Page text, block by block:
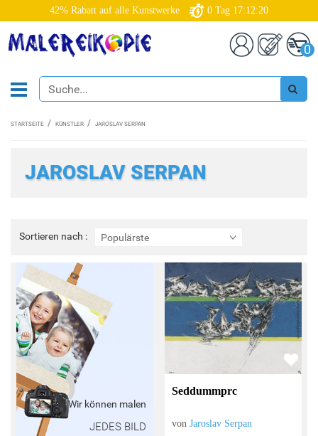
42% Rabatt auf alle Kunstwerke 0 Tag 17:12:19
0
STARTSEITE KÜNSTLER JAROSLAV SERPAN
JAROSLAV SERPAN
Sortieren nach : Populärste
Sortieren
nach
Wir können malen
JEDES BILD
Seddummprc
vonJaroslav Serpan